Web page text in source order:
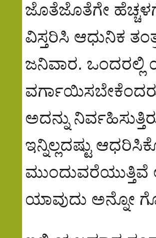
ಜೊತೆಜೊತೆಗೇ
ವಿಸ್ತರಿಸಿ ಆಧುನಿಕ
ಜನಿವಾರ. ಒಂದರಲ್ಲಿ
ಅದನ್ನು
ಇನ್ನಿಲ್ಲದಷ್ಟು
ಮುಂದುವರೆಯುತ್ತಿವೆ
ಯಾವುದು ಅನ್ನೋ